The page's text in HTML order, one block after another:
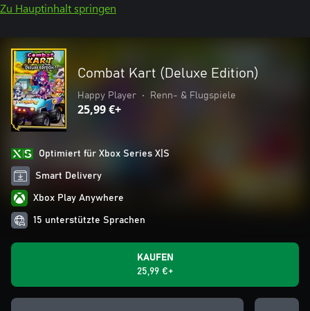
Zu Hauptinhalt springen
Combat Kart (Deluxe Edition)
Happy Player • Renn- & Flugspiele
25,99 €+
Optimiert für Xbox Series X|S
Smart Delivery
Xbox Play Anywhere
15 unterstützte Sprachen
KAUFEN
25,99 €+